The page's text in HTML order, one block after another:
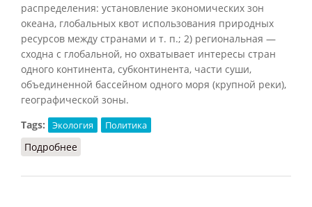
распределения: установление экономических зон
океана, глобальных квот использования природных
ресурсов между странами и т. п.; 2) региональная —
сходна с глобальной, но охватывает интересы стран
одного континента, субконтинента, части суши,
объединенной бассейном одного моря (крупной реки),
географической зоны.
Tags:
Экология Политика
Подробнее